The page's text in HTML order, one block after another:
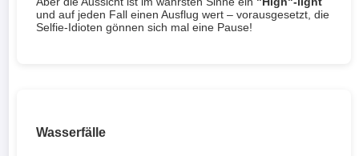
und auf jeden Fall einen Ausflug wert – vorausgesetzt, die
Selfie-Idioten gönnen sich mal eine Pause!
Wasserfälle